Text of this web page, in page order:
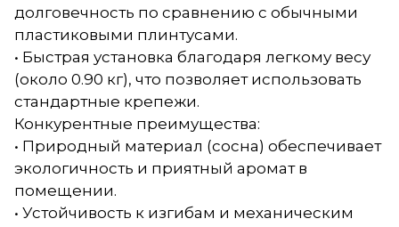
долговечность по сравнению с обычными
пластиковыми плинтусами.
• Быстрая установка благодаря легкому весу
(около 0.90 кг), что позволяет использовать
стандартные крепежи.
Конкурентные преимущества:
• Природный материал (сосна) обеспечивает
экологичность и приятный аромат в
помещении.
• Устойчивость к изгибам и механическим